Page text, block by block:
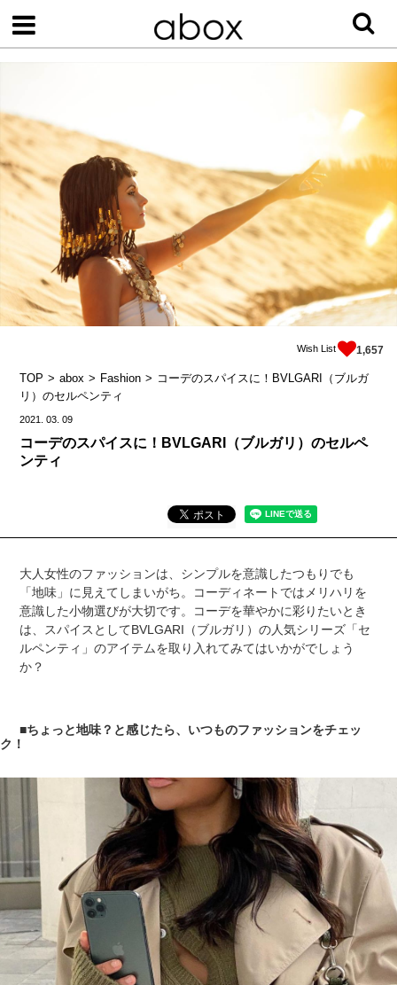
TOP abox Fashion
コーデのスパイスに！BVLGARI（ブルガ
リ）のセルペンティ
Wish List 1,657
2021. 03. 09
コーデのスパイスに！BVLGARI（ブルガリ）のセルペ
ンティ
大人女性のファッションは、シンプルを意識したつもりでも
「地味」に見えてしまいがち。コーディネートではメリハリを
意識した小物選びが大切です。コーデを華やかに彩りたいとき
は、スパイスとしてBVLGARI（ブルガリ）の人気シリーズ「セ
ルペンティ」のアイテムを取り入れてみてはいかがでしょう
か？
■ちょっと地味？と感じたら、いつものファッションをチェッ
ク！